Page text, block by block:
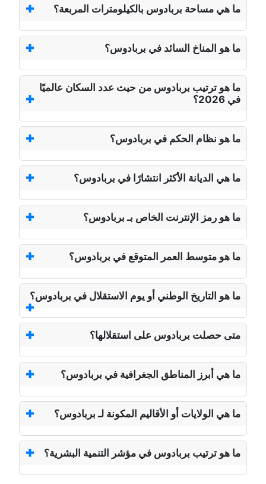
ما هي مساحة بربادوس بالكيلومترات المربعة؟
ما هو المناخ السائد في بربادوس؟
ما هو ترتيب بربادوس من حيث عدد السكان عالميًا
في 2026؟
ما هو نظام الحكم في بربادوس؟
ما هي الديانة الأكثر انتشارًا في بربادوس؟
ما هو رمز الإنترنت الخاص بـ بربادوس؟
ما هو متوسط العمر المتوقع في بربادوس؟
ما هو التاريخ الوطني أو يوم الاستقلال في بربادوس؟
متى حصلت بربادوس على استقلالها؟
ما هي أبرز المناطق الجغرافية في بربادوس؟
ما هي الولايات أو الأقاليم المكونة لـ بربادوس؟
ما هو ترتيب بربادوس في مؤشر التنمية البشرية؟